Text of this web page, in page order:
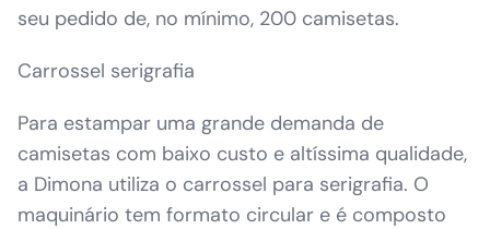
seu pedido de, no mínimo, 200 camisetas.
Carrossel serigrafia
Para estampar uma grande demanda de
camisetas com baixo custo e altíssima qualidade,
a Dimona utiliza o carrossel para serigrafia. O
maquinário tem formato circular e é composto